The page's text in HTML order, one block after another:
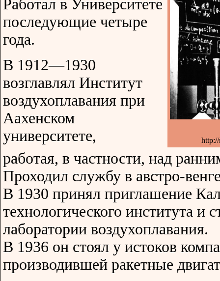
Работал в Университете
последующие четыре
года.
В 1912—1930
возглавлял Институт
воздухоплавания при
Аахенском
университете,
работая, в частности, над
Проходил службу в австро-
В 1930 принял приглашение
технологического института и
лаборатории воздухоплавания.
В 1936 он стоял у истоков
производившей ракетные